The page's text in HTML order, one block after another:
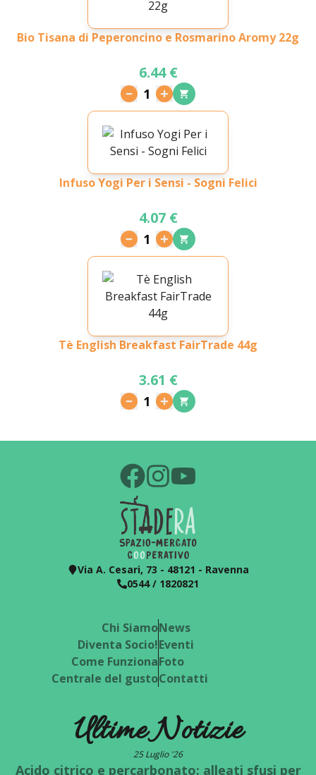
Bio Tisana di Peperoncino e Rosmarino Aromy 22g
6.44 €
1
Infuso Yogi Per i Sensi - Sogni Felici
4.07 €
1
Tè English Breakfast FairTrade 44g
3.61 €
1
Via A. Cesari, 73 - 48121 - Ravenna
0544 / 1820821
Chi Siamo
Diventa Socio!
Come Funziona
Centrale del gusto
News
Eventi
Foto
Contatti
Ultime Notizie
25 Luglio '26
Acido citrico e percarbonato: alleati sfusi per